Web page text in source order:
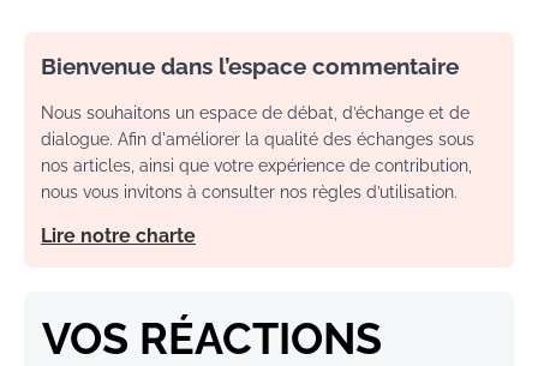
Bienvenue dans l’espace commentaire
Nous souhaitons un espace de débat, d’échange et de
dialogue. Afin d'améliorer la qualité des échanges sous
nos articles, ainsi que votre expérience de contribution,
nous vous invitons à consulter nos règles d’utilisation.
Lire notre charte
VOS RÉACTIONS